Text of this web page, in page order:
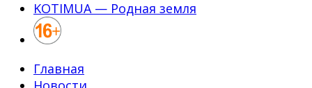
KOTIMUA — Родная земля
Главная